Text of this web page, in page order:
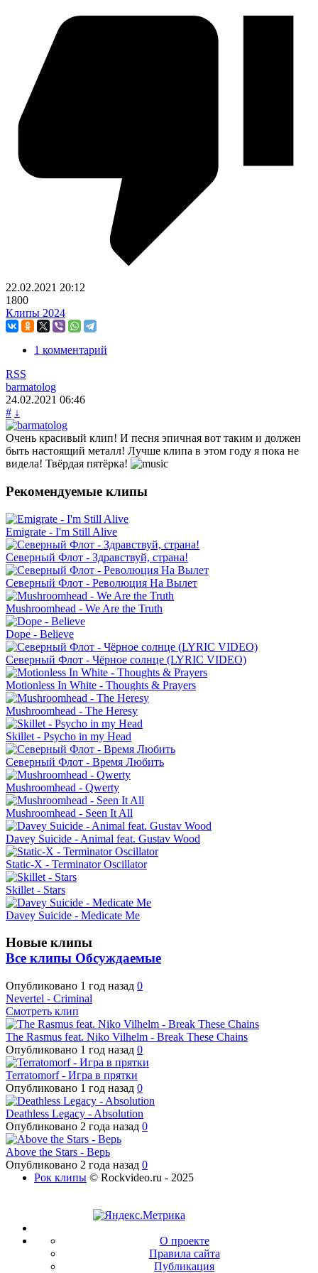
22.02.2021 20:12
1800
Клипы 2024
1 комментарий
RSS
barmatolog
24.02.2021 06:46
# ↓
Очень красивый клип! И песня эпичная вот таким и должен
быть настоящий металл! Лучше клипа в этом году я пока не
видела! Твёрдая пятёрка!
Рекомендуемые клипы
Emigrate - I'm Still Alive
Северный Флот - Здравствуй, страна!
Северный Флот - Революция На Вылет
Mushroomhead - We Are the Truth
Dope - Believe
Северный Флот - Чёрное солнце (LYRIC VIDEO)
Motionless In White - Thoughts & Prayers
Mushroomhead - The Heresy
Skillet - Psycho in my Head
Северный Флот - Время Любить
Mushroomhead - Qwerty
Mushroomhead - Seen It All
Davey Suicide - Animal feat. Gustav Wood
Static-X - Terminator Oscillator
Skillet - Stars
Davey Suicide - Medicate Me
Новые клипы
Все клипы Обсуждаемые
Опубликовано 1 год назад 0
Nevertel - Criminal
Смотреть клип
The Rasmus feat. Niko Vilhelm - Break These Chains
Опубликовано 1 год назад 0
Terratomorf - Игра в прятки
Опубликовано 1 год назад 0
Deathless Legacy - Absolution
Опубликовано 2 года назад 0
Above the Stars - Верь
Опубликовано 2 года назад 0
Рок клипы © Rockvideo.ru - 2025
О проекте
Правила сайта
Публикация